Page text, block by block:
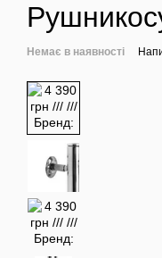
Немає в наявності